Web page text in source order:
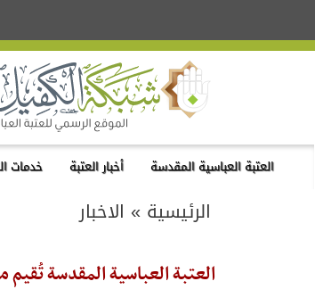
العتبة العباسية المقدسة أخبار العتبة خدمات
الرئيسية » الاخبار
العتبة العباسية المقدسة